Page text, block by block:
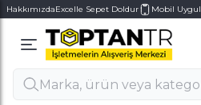
HakkımızdaExcelle Sepet Doldur Mobil
Alt Kategoriler
Alt Kategoriler